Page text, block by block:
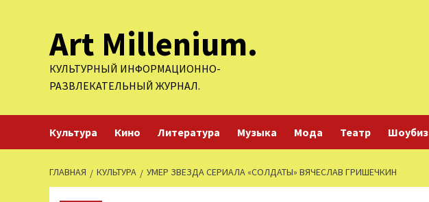
содержимомуArt Millenium.
КУЛЬТУРНЫЙ ИНФОРМАЦИОННО-
РАЗВЛЕКАТЕЛЬНЫЙ ЖУРНАЛ.
Культура Кино Литература Музыка Мода Театр Шоубиз
ГЛАВНАЯ КУЛЬТУРА УМЕР ЗВЕЗДА СЕРИАЛА «СОЛДАТЫ» ВЯЧЕСЛАВ ГРИШЕЧКИН